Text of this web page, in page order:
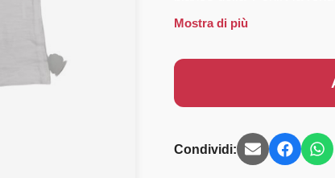
Mostra di più
Condividi: